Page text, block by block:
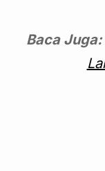
Baca Juga: